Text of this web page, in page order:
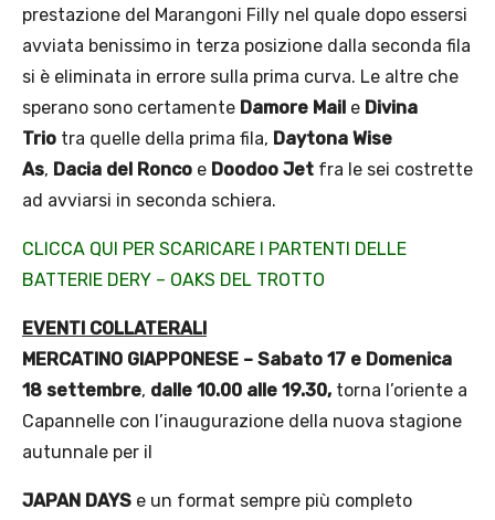
prestazione del Marangoni Filly nel quale dopo essersi
avviata benissimo in terza posizione dalla seconda fila
si è eliminata in errore sulla prima curva. Le altre che
sperano sono certamente Damore Mail e Divina
Trio tra quelle della prima fila, Daytona Wise
As, Dacia del Ronco e Doodoo Jet fra le sei costrette
ad avviarsi in seconda schiera.
CLICCA QUI PER SCARICARE I PARTENTI DELLE
BATTERIE DERY – OAKS DEL TROTTO
EVENTI COLLATERALI
MERCATINO GIAPPONESE – Sabato 17 e Domenica
18 settembre, dalle 10.00 alle 19.30, torna l’oriente a
Capannelle con l’inaugurazione della nuova stagione
autunnale per il
JAPAN DAYS e un format sempre più completo